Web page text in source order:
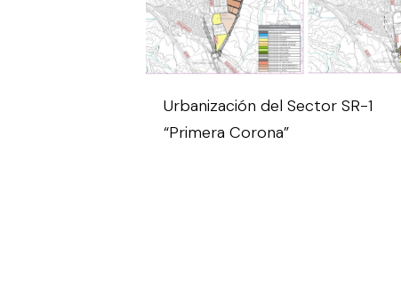
Urbanización del Sector SR-1
“Primera Corona”